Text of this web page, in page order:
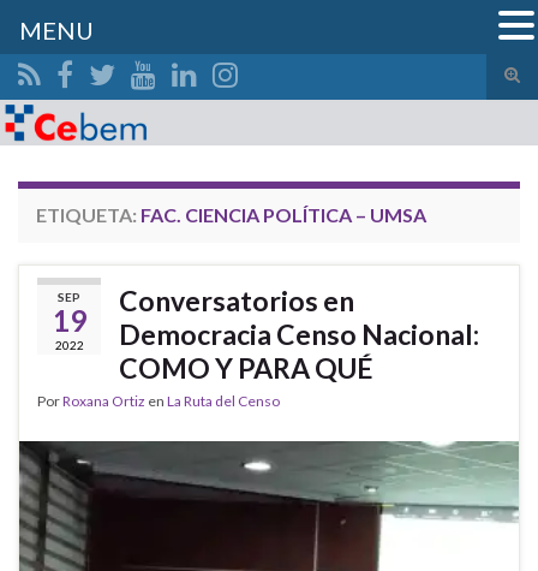
el
Search for:
ETIQUETA: FAC. CIENCIA POLÍTICA – UMSA
SEP
19
2022
Conversatorios en
Democracia Censo Nacional:
COMO Y PARA QUÉ
PorRoxana Ortiz en La Ruta del Censo
MENU